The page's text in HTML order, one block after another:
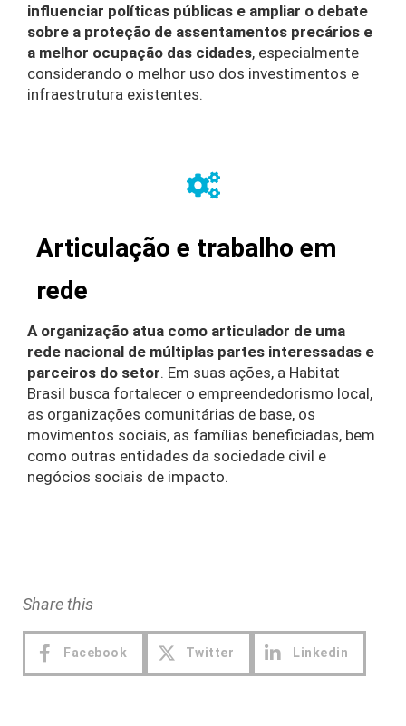
Share this
Facebook Twitter Linkedin
influenciar políticas públicas e ampliar o debate
sobre a proteção de assentamentos precários e
a melhor ocupação das cidades, especialmente
considerando o melhor uso dos investimentos e
infraestrutura existentes.
Articulação e trabalho em
rede
A organização atua como articulador de uma
rede nacional de múltiplas partes interessadas e
parceiros do setor. Em suas ações, a Habitat
Brasil busca fortalecer o empreendedorismo local,
as organizações comunitárias de base, os
movimentos sociais, as famílias beneficiadas, bem
como outras entidades da sociedade civil e
negócios sociais de impacto.